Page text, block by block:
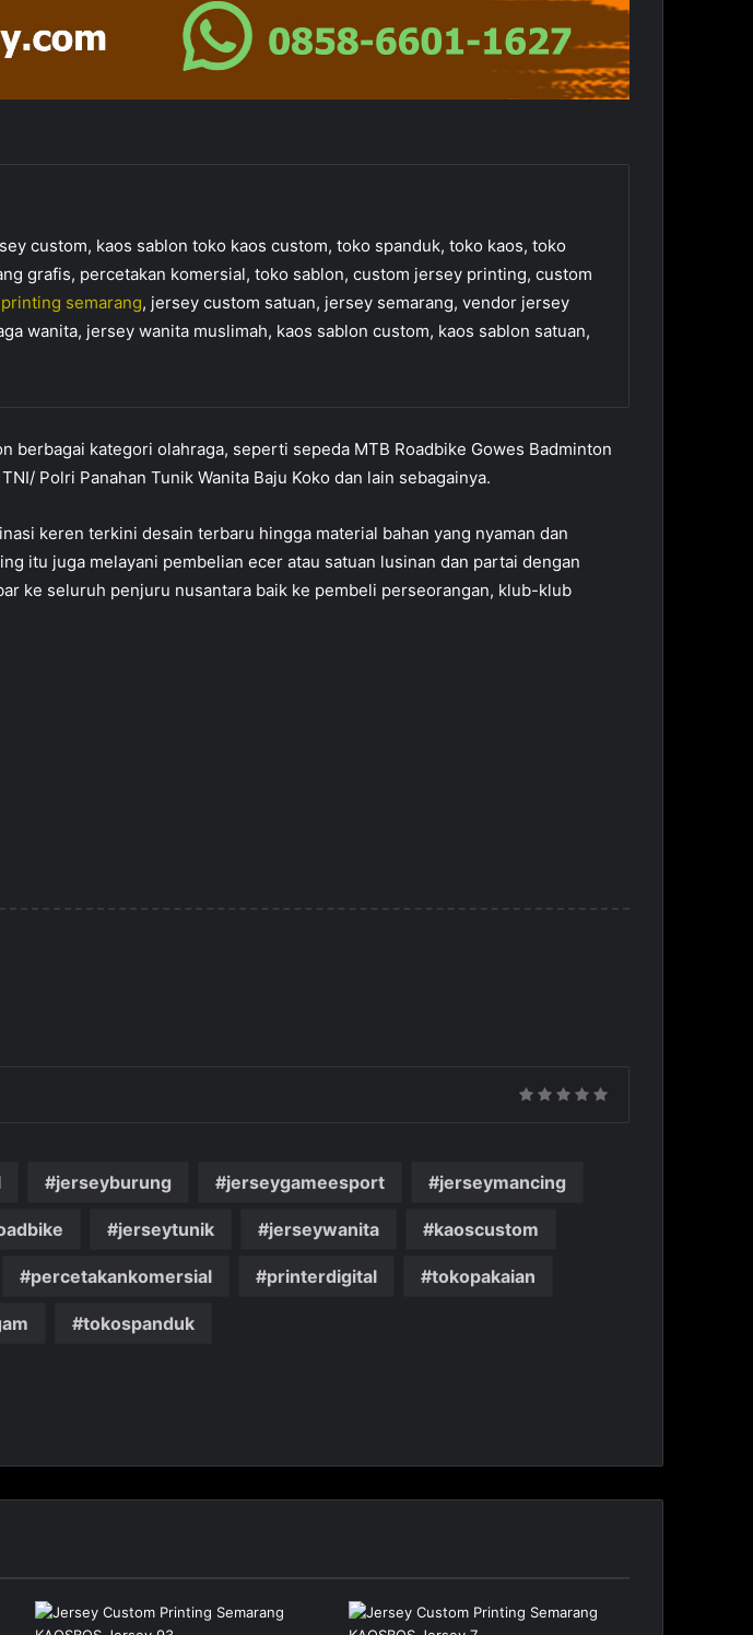
custom, kaos sablon toko kaos custom, toko spanduk, toko kaos, toko
grafis, percetakan komersial, toko sablon, custom jersey printing, custom
semarang, jersey custom satuan, jersey semarang, vendor jersey
wanita, jersey wanita muslimah, kaos sablon custom, kaos sablon satuan,
berbagai kategori olahraga, seperti sepeda MTB Roadbike Gowes Badminton
Polri Panahan Tunik Wanita Baju Koko dan lain sebagainya.
keren terkini desain terbaru hingga material bahan yang nyaman dan
itu juga melayani pembelian ecer atau satuan lusinan dan partai dengan
ke seluruh penjuru nusantara baik ke pembeli perseorangan, klub-klub
jerseyburung jerseygameesport jerseymancing
jerseytunik jerseywanita kaoscustom
percetakankomersial printerdigital tokopakaian
tokospanduk